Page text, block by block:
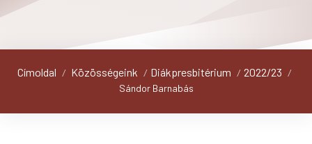
Címoldal / Közösségeink / Diákpresbitérium / 2022/23 /
Sándor Barnabás